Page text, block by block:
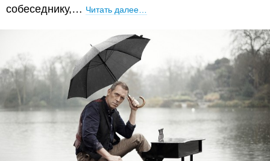
собеседнику,… Читать далее…